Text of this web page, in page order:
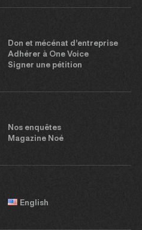
Don et mécénat d’entreprise
Adhérer à One Voice
Signer une pétition
Nos enquêtes
Magazine Noé
English